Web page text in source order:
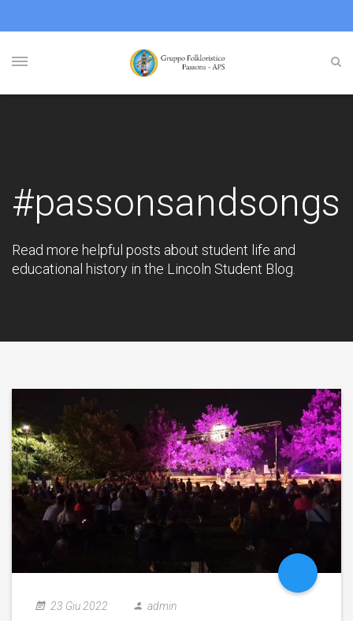
#passonsandsongs
Read more helpful posts about student life and
educational history in the Lincoln Student Blog.
23 Giu 2022 admin